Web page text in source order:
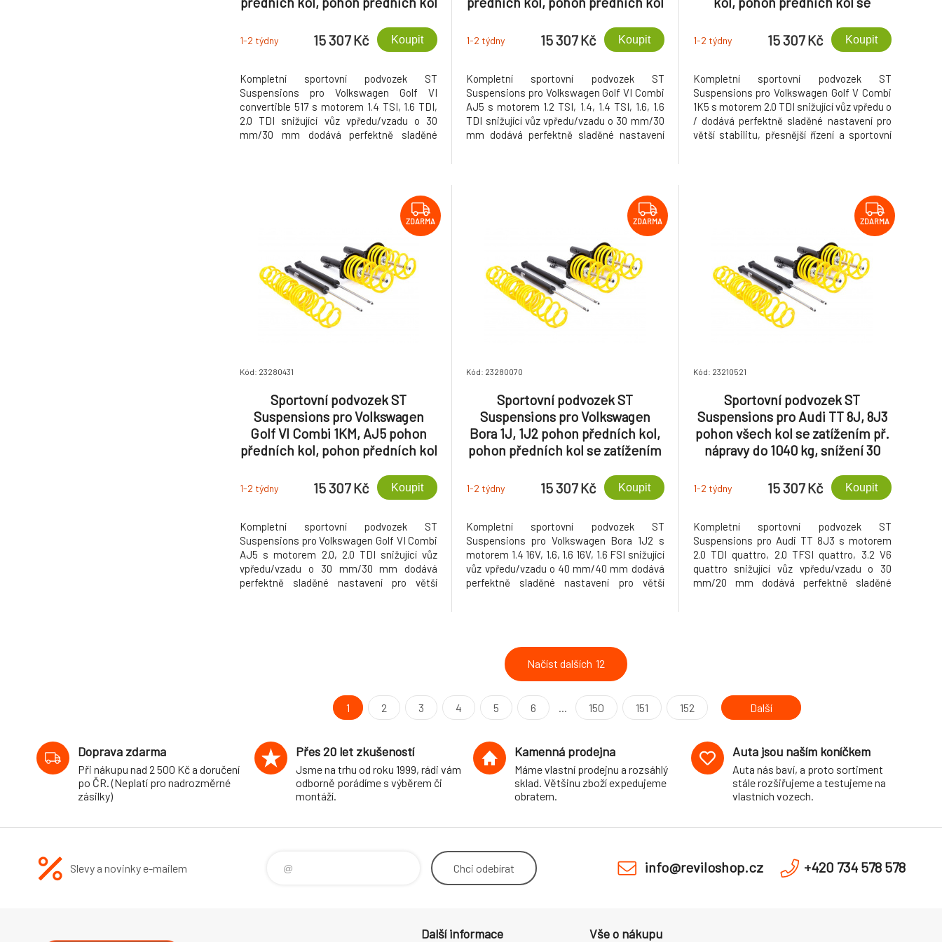
kg, snížení 30 mm/30 mm, s
průměrem uchycení př. tl. 50
1-2 týdny 15 307 Kč Koupit
Kompletní sportovní podvozek ST
Suspensions pro Volkswagen Golf VI
convertible 517 s motorem 1.4 TSI, 1.6 TDI,
2.0 TDI snižující vůz vpředu/vzadu o 30
mm/30 mm dodává perfektně sladěné
kg, snížení 30 mm/30 mm, s
průměrem uchycení př. tl. 55
1-2 týdny 15 307 Kč Koupit
Kompletní sportovní podvozek ST
Suspensions pro Volkswagen Golf VI Combi
AJ5 s motorem 1.2 TSI, 1.4, 1.4 TSI, 1.6, 1.6
TDI snižující vůz vpředu/vzadu o 30 mm/30
mm dodává perfektně sladěné nastavení
průměrem uchycení př. tl. 55
1-2 týdny 15 307 Kč Koupit
Kompletní sportovní podvozek ST
Suspensions pro Volkswagen Golf V Combi
1K5 s motorem 2.0 TDI snižující vůz vpředu o
/ dodává perfektně sladěné nastavení pro
větší stabilitu, přesnější řízení a sportovní
ZDARMA
Kód: 23280431
Sportovní podvozek ST
Suspensions pro Volkswagen
Golf VI Combi 1KM, AJ5 pohon
předních kol, pohon předních kol
kg, snížení 30 mm/30 mm, s
průměrem uchycení př. tl. 50
1-2 týdny 15 307 Kč Koupit
Kompletní sportovní podvozek ST
Suspensions pro Volkswagen Golf VI Combi
AJ5 s motorem 2.0, 2.0 TDI snižující vůz
vpředu/vzadu o 30 mm/30 mm dodává
perfektně sladěné nastavení pro větší
ZDARMA
Kód: 23280070
Sportovní podvozek ST
Suspensions pro Volkswagen
Bora 1J, 1J2 pohon předních kol,
pohon předních kol se zatížením
mm/40 mm
1-2 týdny 15 307 Kč Koupit
Kompletní sportovní podvozek ST
Suspensions pro Volkswagen Bora 1J2 s
motorem 1.4 16V, 1.6, 1.6 16V, 1.6 FSI snižující
vůz vpředu/vzadu o 40 mm/40 mm dodává
perfektně sladěné nastavení pro větší
ZDARMA
Kód: 23210521
Sportovní podvozek ST
Suspensions pro Audi TT 8J, 8J3
pohon všech kol se zatížením př.
nápravy do 1040 kg, snížení 30
1-2 týdny 15 307 Kč Koupit
Kompletní sportovní podvozek ST
Suspensions pro Audi TT 8J3 s motorem
2.0 TDI quattro, 2.0 TFSI quattro, 3.2 V6
quattro snižující vůz vpředu/vzadu o 30
mm/20 mm dodává perfektně sladěné
Načíst dalších 12
1 2 3 4 5 6 ... 150 151 152 Další
Doprava zdarma
Při nákupu nad 2 500 Kč a doručení
po ČR. (Neplatí pro nadrozměrné
zásilky)
Přes 20 let zkušeností
Jsme na trhu od roku 1999, rádi vám
odborně porádíme s výběrem či
montáží.
Kamenná prodejna
Máme vlastní prodejnu a rozsáhlý
sklad. Většinu zboží expedujeme
obratem.
Auta jsou naším koníčkem
Auta nás baví, a proto sortiment
stále rozšiřujeme a testujeme na
vlastních vozech.
Slevy a novinky e-mailem Chci odebírat info@reviloshop.cz +420 734 578 578
Další informace Vše o nákupu